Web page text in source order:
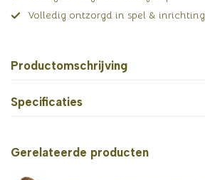
Volledig ontzorgd in spel & inrichting
Productomschrijving
Specificaties
Gerelateerde producten